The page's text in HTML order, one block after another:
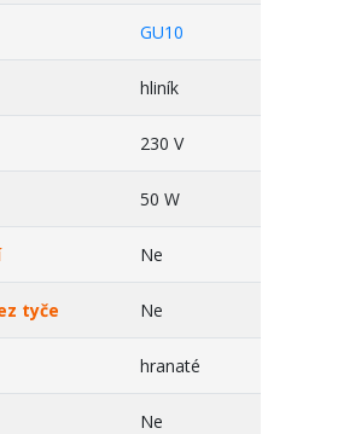
GU10
hliník
230 V
50 W
Ne
tyče Ne
hranaté
Ne